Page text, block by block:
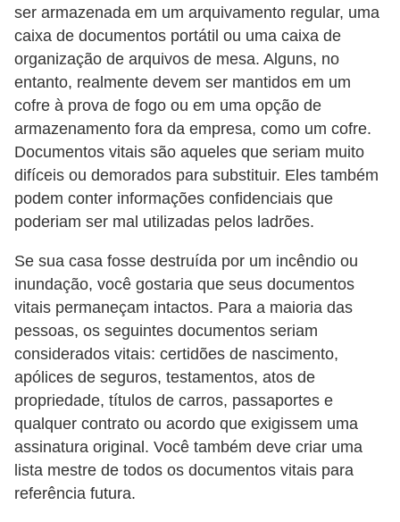
ser armazenada em um arquivamento regular, uma
caixa de documentos portátil ou uma caixa de
organização de arquivos de mesa. Alguns, no
entanto, realmente devem ser mantidos em um
cofre à prova de fogo ou em uma opção de
armazenamento fora da empresa, como um cofre.
Documentos vitais são aqueles que seriam muito
difíceis ou demorados para substituir. Eles também
podem conter informações confidenciais que
poderiam ser mal utilizadas pelos ladrões.
Se sua casa fosse destruída por um incêndio ou
inundação, você gostaria que seus documentos
vitais permaneçam intactos. Para a maioria das
pessoas, os seguintes documentos seriam
considerados vitais: certidões de nascimento,
apólices de seguros, testamentos, atos de
propriedade, títulos de carros, passaportes e
qualquer contrato ou acordo que exigissem uma
assinatura original. Você também deve criar uma
lista mestre de todos os documentos vitais para
referência futura.